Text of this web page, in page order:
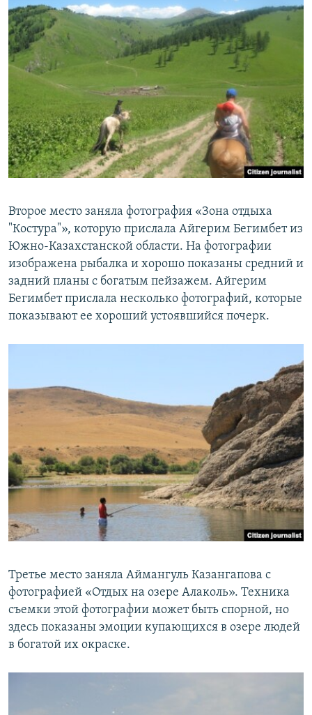
Второе место заняла фотография «Зона отдыха
"Костура"», которую прислала Айгерим Бегимбет из
Южно-Казахстанской области. На фотографии
изображена рыбалка и хорошо показаны средний и
задний планы с богатым пейзажем. Айгерим
Бегимбет прислала несколько фотографий, которые
показывают ее хороший устоявшийся почерк.
Третье место заняла Аймангуль Казангапова с
фотографией «Отдых на озере Алаколь». Техника
съемки этой фотографии может быть спорной, но
здесь показаны эмоции купающихся в озере людей
в богатой их окраске.